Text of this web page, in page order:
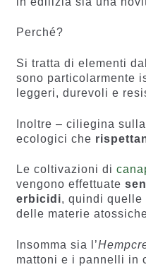
Perché?
Si tratta di elementi
sono particolarmente
leggeri, durevoli e
Inoltre – ciliegina
ecologici che
Le coltivazioni di
vengono effettuate
erbicidi, quindi quelle
delle materie
Insomma sia l’
mattoni e i pannelli in